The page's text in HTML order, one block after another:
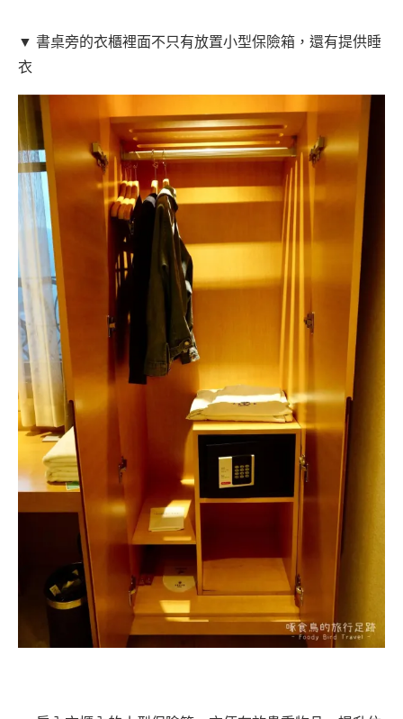
▼ 書桌旁的衣櫃裡面不只有放置小型保險箱，還有提供睡
衣